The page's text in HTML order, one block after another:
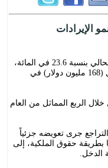
تراجع صافي أرباح شركة «أكوا باور» السعودية خلال الربع الثاني من العام الحالي بنسبة 23.6 في المائة،
ليصل إلى 481.8 مليون ريال (128.4 مليون دولار)، مقارنة بـ630.6 مليون ريال (168 مليون دولار) في
الربع المماثل من العام
جرى تعويضه جزئياً
بطريقة حقوق الملكية، إلى
الدخل.